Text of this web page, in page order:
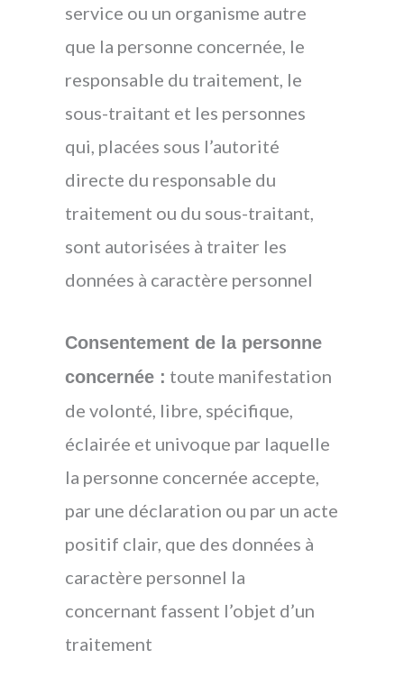
service ou un organisme autre
que la personne concernée, le
responsable du traitement, le
sous-traitant et les personnes
qui, placées sous l’autorité
directe du responsable du
traitement ou du sous-traitant,
sont autorisées à traiter les
données à caractère personnel
Consentement de la personne
concernée : toute manifestation
de volonté, libre, spécifique,
éclairée et univoque par laquelle
la personne concernée accepte,
par une déclaration ou par un acte
positif clair, que des données à
caractère personnel la
concernant fassent l’objet d’un
traitement